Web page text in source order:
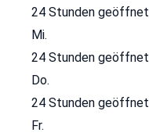
24 Stunden geöffnet
Mi.
24 Stunden geöffnet
Do.
24 Stunden geöffnet
Fr.